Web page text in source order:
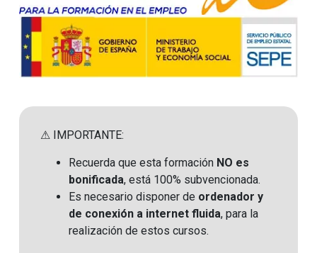
⚠ IMPORTANTE:
Recuerda que esta formación NO es
bonificada, está 100% subvencionada.
Es necesario disponer de ordenador y
de conexión a internet fluida, para la
realización de estos cursos.